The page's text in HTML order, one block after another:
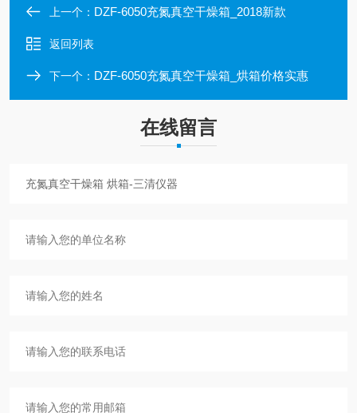
上一个： DZF-6050充氮真空干燥箱_2018新款
返回列表
下一个： DZF-6050充氮真空干燥箱_烘箱价格实惠
在线留言